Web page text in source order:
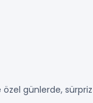
özel günlerde,